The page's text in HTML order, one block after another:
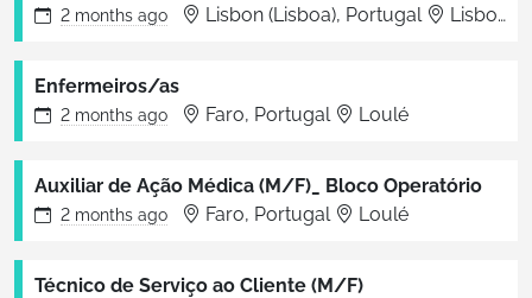
2 months ago Lisbon (Lisboa), Portugal Lisboa
Enfermeiros/as
2 months ago Faro, Portugal Loulé
Auxiliar de Ação Médica (M/F)_ Bloco Operatório
2 months ago Faro, Portugal Loulé
Técnico de Serviço ao Cliente (M/F)